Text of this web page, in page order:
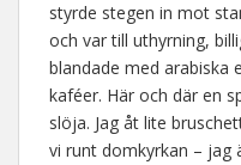
styrde stegen in mot
och var till uthyrning,
blandade med arabiska
kaféer. Här och där en
slöja. Jag åt lite
vi runt domkyrkan – jag